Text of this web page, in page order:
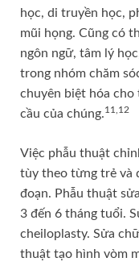
học, di truyền học,
mũi họng. Cũng có
ngôn ngữ, tâm lý
trong nhóm chăm
chuyên biệt hóa
cầu của chúng.11,12
Việc phẫu thuật
tùy theo từng trẻ và
đoạn. Phẫu thuật
3 đến 6 tháng tuổi.
cheiloplasty. Sửa
thuật tạo hình vòm